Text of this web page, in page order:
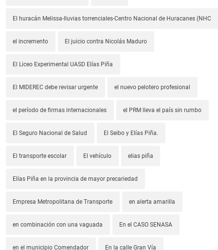
El huracán Melissa-lluvias torrenciales-Centro Nacional de Huracanes (NHC
el incremento El juicio contra Nicolás Maduro
El Liceo Experimental UASD Elías Piña
El MIDEREC debe revisar urgente el nuevo pelotero profesional
el período de firmas internacionales el PRM lleva el país sin rumbo
El Seguro Nacional de Salud El Seibo y Elías Piña.
El transporte escolar El vehículo elias piña
Elías Piña en la provincia de mayor precariedad
Empresa Metropolitana de Transporte en alerta amarilla
en combinación con una vaguada En el CASO SENASA
en el municipio Comendador En la calle Gran Vía